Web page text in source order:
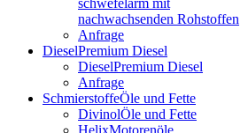
schwefelarm mit
nachwachsenden Rohstoffen
Anfrage
DieselPremium Diesel
DieselPremium Diesel
Anfrage
SchmierstoffeÖle und Fette
DivinolÖle und Fette
HelixMotorenöle